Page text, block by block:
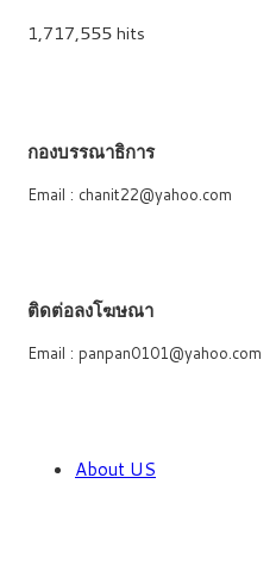
1,717,555 hits
กองบรรณาธิการ
Email : chanit22@yahoo.com
ติดต่อลงโฆษณา
Email : panpan0101@yahoo.com
About US